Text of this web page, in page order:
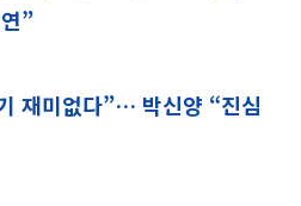
”
재미없다”… 박신양 “진심